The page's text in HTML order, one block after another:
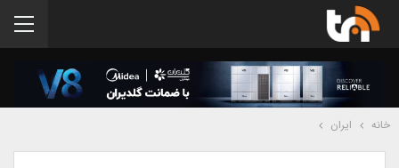
خانه ایران